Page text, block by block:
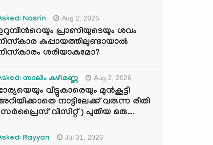
Nasrin Aug 2, 2026
പ്രാണിയുടെയും ശവം
കുപ്പായത്തിലുണ്ടായാൽ
ശരിയാകുമോ?
സാലിം കുഴിമണ്ണ Aug 2, 2026
വീട്ടുകാരെയും മുൻകൂട്ടി
നാട്ടിലേക്ക് വരുന്ന രീതി
വിസിറ്റ് ) പുതിയ ഒരു...
Rayyan Jul 31, 2026